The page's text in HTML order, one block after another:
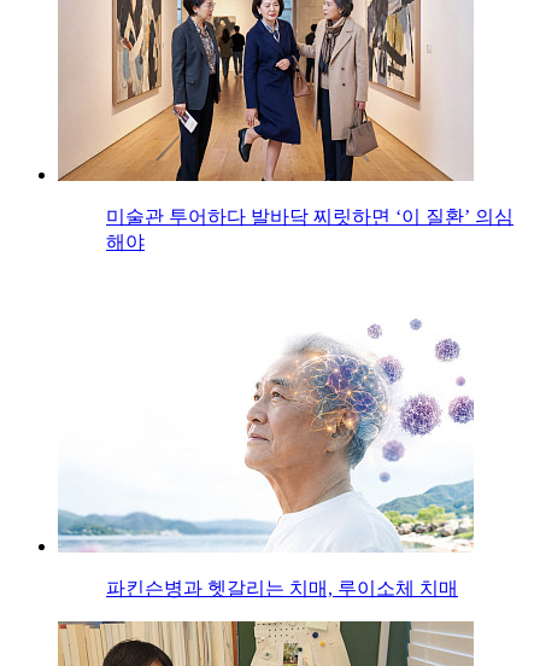
미술관 투어하다 발바닥 찌릿하면 ‘이 질환’ 의심
해야
파킨슨병과 헷갈리는 치매, 루이소체 치매